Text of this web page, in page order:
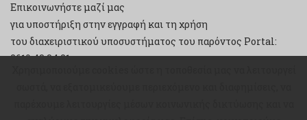
Επικοινωνήστε μαζί μας
για υποστήριξη στην εγγραφή και τη χρήση
του διαχειριστικού υποσυστήματος του παρόντος Portal:
2610 43 34 21